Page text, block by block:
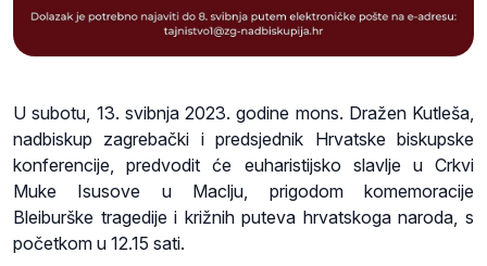
U subotu, 13. svibnja 2023. godine mons. Dražen Kutleša,
nadbiskup zagrebački i predsjednik Hrvatske biskupske
konferencije, predvodit će euharistijsko slavlje u Crkvi
Muke Isusove u Maclju, prigodom komemoracije
Bleiburške tragedije i križnih puteva hrvatskoga naroda, s
početkom u 12.15 sati.